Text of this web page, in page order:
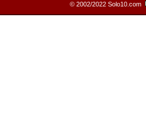
© 2002/2022 Solo10.com